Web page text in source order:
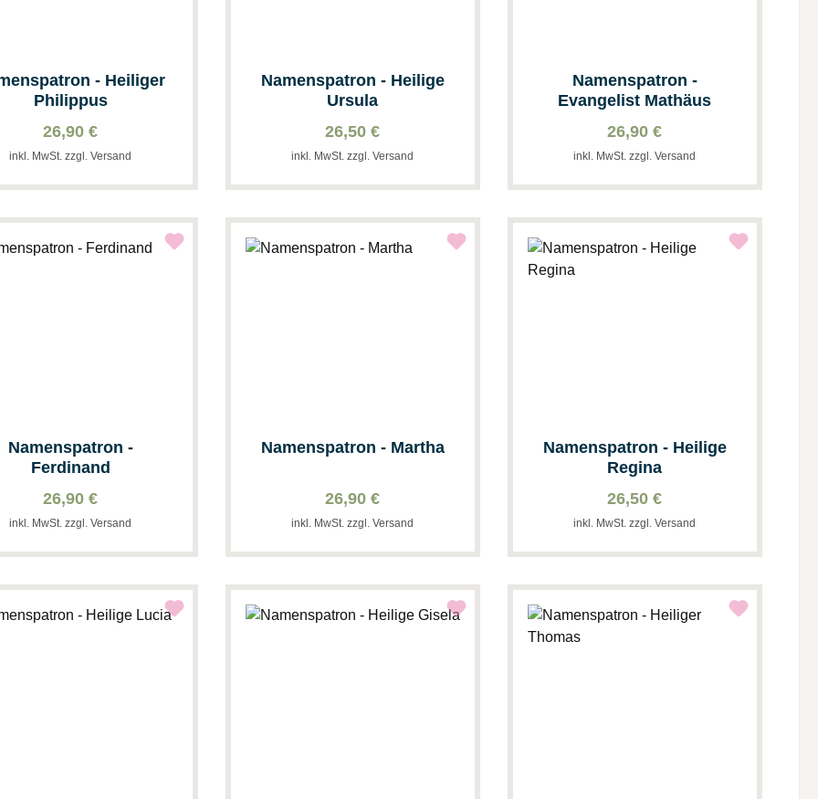
- Heiliger
Philippus
26,90 €
inkl. MwSt. zzgl. Versand
Namenspatron - Heilige
Ursula
26,50 €
inkl. MwSt. zzgl. Versand
Namenspatron -
Evangelist Mathäus
26,90 €
inkl. MwSt. zzgl. Versand
Namenspatron -
Ferdinand
26,90 €
inkl. MwSt. zzgl. Versand
Namenspatron - Martha
26,90 €
inkl. MwSt. zzgl. Versand
Namenspatron - Heilige
Regina
26,50 €
inkl. MwSt. zzgl. Versand